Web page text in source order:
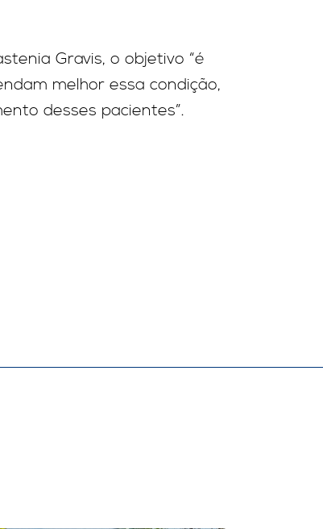
Gravis, o objetivo “é
melhor essa condição,
desses pacientes”.